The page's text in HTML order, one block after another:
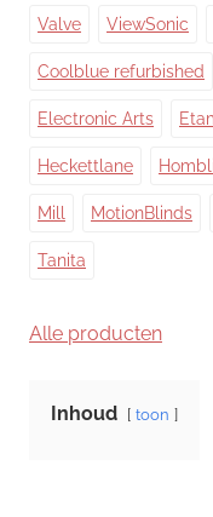
Valve ViewSonic
Coolblue refurbished
Electronic Arts
Heckettlane Hombli
Mill MotionBlinds
Tanita
Alle producten
Inhoud toon